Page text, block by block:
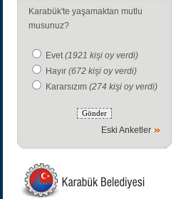
Karabük'te yaşamaktan mutlu
musunuz?
Evet(1921 kişi oy verdi)
Hayır (672 kişi oy verdi)
Kararsızım (274 kişi oy verdi)
Eski Anketler